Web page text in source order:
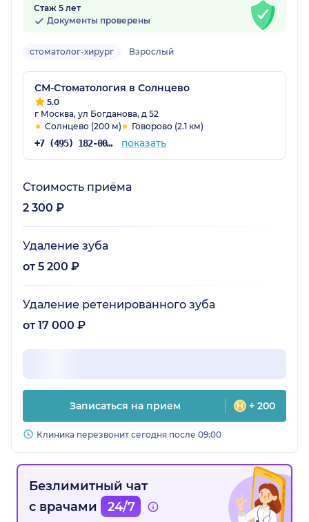
Стаж 5 лет
Документы проверены
стоматолог-хирург Взрослый
СМ-Стоматология в Солнцево
5.0
г Москва, ул Богданова, д 52
Солнцево (200 м)
Говорово (2.1 км)
+7 (495) 182-00-85 показать
Стоимость приёма
2 300 ₽
Удаление зуба
от 5 200 ₽
Удаление ретенированного зуба
от 17 000 ₽
Записаться на прием + 200
Клиника перезвонит сегодня после 09:00
Безлимитный чат
с врачами
24/7